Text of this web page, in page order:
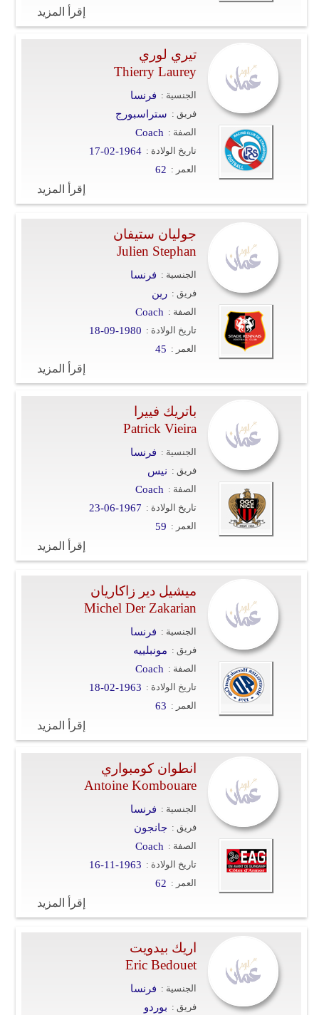
إقرأ المزيد
تيري لوري
Thierry Laurey
الجنسية : فرنسا
فريق : ستراسبورج
الصفة : Coach
تاريخ الولادة : 17-02-1964
العمر : 62
إقرأ المزيد
جوليان ستيفان
Julien Stephan
الجنسية : فرنسا
فريق : رين
الصفة : Coach
تاريخ الولادة : 18-09-1980
العمر : 45
إقرأ المزيد
باتريك فييرا
Patrick Vieira
الجنسية : فرنسا
فريق : نيس
الصفة : Coach
تاريخ الولادة : 23-06-1967
العمر : 59
إقرأ المزيد
ميشيل دير زاكاريان
Michel Der Zakarian
الجنسية : فرنسا
فريق : مونبلييه
الصفة : Coach
تاريخ الولادة : 18-02-1963
العمر : 63
إقرأ المزيد
انطوان كومبواري
Antoine Kombouare
الجنسية : فرنسا
فريق : جانجون
الصفة : Coach
تاريخ الولادة : 16-11-1963
العمر : 62
إقرأ المزيد
اريك بيدويت
Eric Bedouet
الجنسية : فرنسا
فريق : بوردو